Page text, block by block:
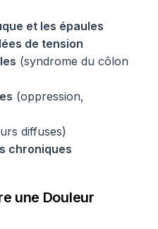
et les épaules
de tension
(syndrome du côlon
(oppression,
diffuses)
chroniques
une Douleur